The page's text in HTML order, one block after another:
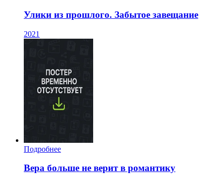
Улики из прошлого. Забытое завещание
2021
Подробнее
Вера больше не верит в романтику